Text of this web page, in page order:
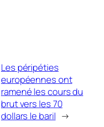
Les péripéties
européennes ont
ramené les cours du
brut vers les 70
dollars le baril →